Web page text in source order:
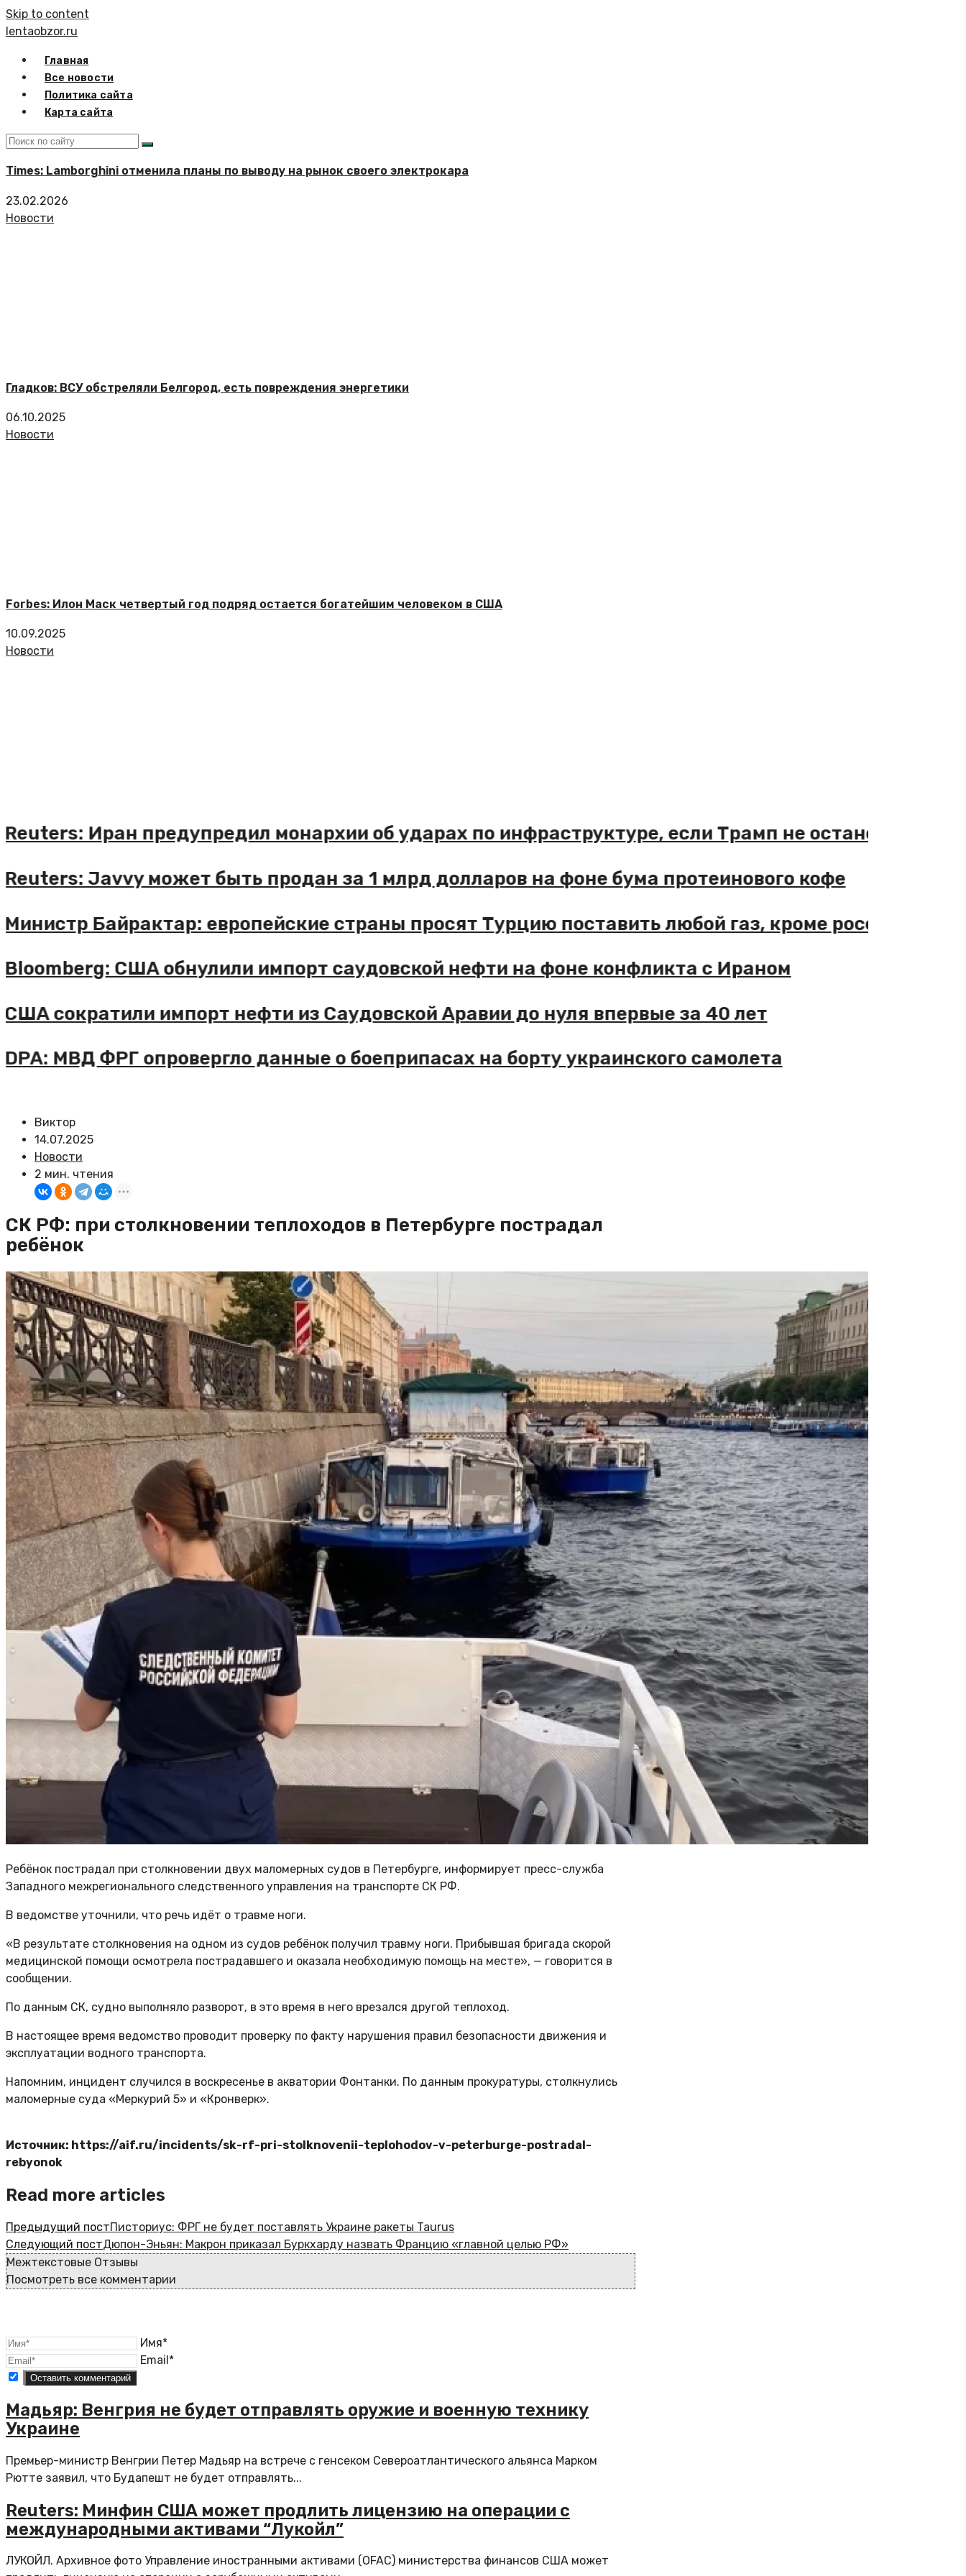
Skip to content
lentaobzor.ru
Главная
Все новости
Политика сайта
Карта сайта
Times: Lamborghini отменила планы по выводу на рынок своего электрокара
23.02.2026
Новости
Гладков: ВСУ обстреляли Белгород, есть повреждения энергетики
06.10.2025
Новости
Forbes: Илон Маск четвертый год подряд остается богатейшим человеком в США
10.09.2025
Новости
Иран предупредил монархии об ударах по инфраструктуре, если Трамп не остановится
Javvy может быть продан за 1 млрд долларов на фоне бума протеинового кофе
Байрактар: европейские страны просят Турцию поставить любой газ, кроме российского
США обнулили импорт саудовской нефти на фоне конфликта с Ираном
сократили импорт нефти из Саудовской Аравии до нуля впервые за 40 лет
МВД ФРГ опровергло данные о боеприпасах на борту украинского самолета
Виктор
14.07.2025
Новости
2 мин. чтения
СК РФ: при столкновении теплоходов в Петербурге пострадал
ребёнок
Ребёнок пострадал при столкновении двух маломерных судов в Петербурге, информирует пресс-служба
Западного межрегионального следственного управления на транспорте СК РФ.
В ведомстве уточнили, что речь идёт о травме ноги.
«В результате столкновения на одном из судов ребёнок получил травму ноги. Прибывшая бригада скорой
медицинской помощи осмотрела пострадавшего и оказала необходимую помощь на месте», — говорится в
сообщении.
По данным СК, судно выполняло разворот, в это время в него врезался другой теплоход.
В настоящее время ведомство проводит проверку по факту нарушения правил безопасности движения и
эксплуатации водного транспорта.
Напомним, инцидент случился в воскресенье в акватории Фонтанки. По данным прокуратуры, столкнулись
маломерные суда «Меркурий 5» и «Кронверк».
Источник: https://aif.ru/incidents/sk-rf-pri-stolknovenii-teplohodov-v-peterburge-postradal-
rebyonok
Read more articles
Предыдущий постПисториус: ФРГ не будет поставлять Украине ракеты Taurus
Следующий постДюпон-Эньян: Макрон приказал Буркхарду назвать Францию «главной целью РФ»
Межтекстовые Отзывы
Посмотреть все комментарии
Имя*
Email*
Мадьяр: Венгрия не будет отправлять оружие и военную технику
Украине
Премьер-министр Венгрии Петер Мадьяр на встрече с генсеком Североатлантического альянса Марком
Рютте заявил, что Будапешт не будет отправлять...
Reuters: Минфин США может продлить лицензию на операции с
международными активами “Лукойл”
ЛУКОЙЛ. Архивное фото Управление иностранными активами (OFAC) министерства финансов США может